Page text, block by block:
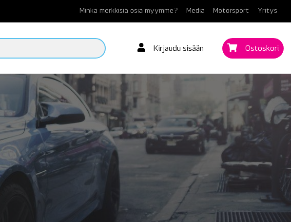
Minkä merkkisiä osia myymme? Media Motorsport Yritys
Kirjaudu sisään Ostoskori